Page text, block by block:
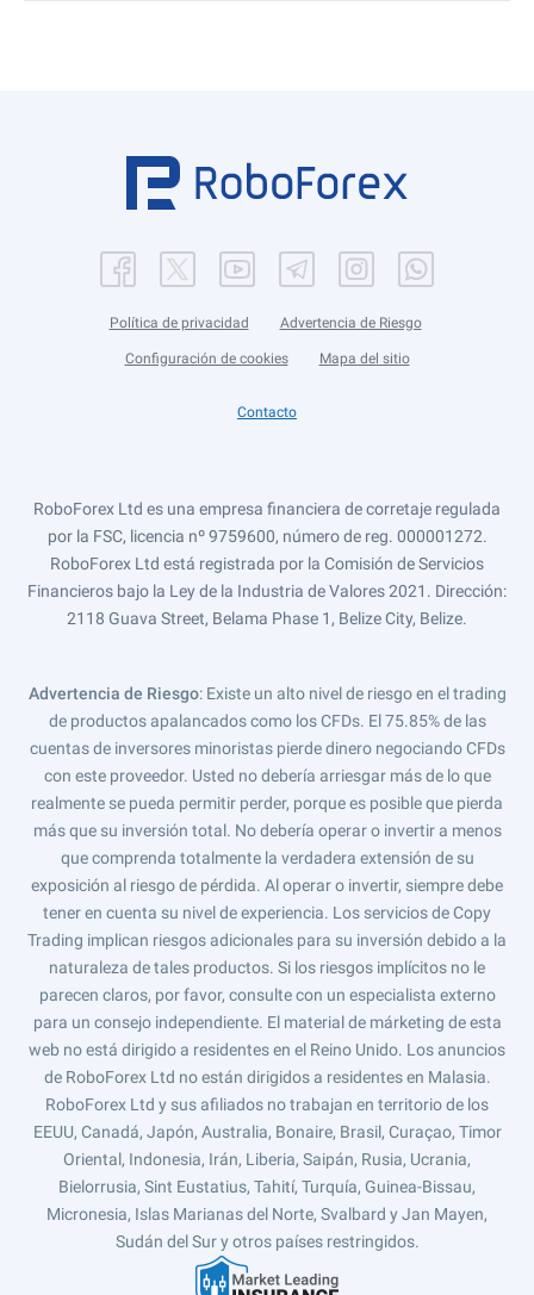
Política de privacidad Advertencia de Riesgo
Configuración de cookies Mapa del sitio
Contacto
RoboForex Ltd es una empresa financiera de corretaje regulada
por la FSC, licencia nº 9759600, número de reg. 000001272.
RoboForex Ltd está registrada por la Comisión de Servicios
Financieros bajo la Ley de la Industria de Valores 2021. Dirección:
2118 Guava Street, Belama Phase 1, Belize City, Belize.
Advertencia de Riesgo: Existe un alto nivel de riesgo en el trading
de productos apalancados como los CFDs. El 75.85% de las
cuentas de inversores minoristas pierde dinero negociando CFDs
con este proveedor. Usted no debería arriesgar más de lo que
realmente se pueda permitir perder, porque es posible que pierda
más que su inversión total. No debería operar o invertir a menos
que comprenda totalmente la verdadera extensión de su
exposición al riesgo de pérdida. Al operar o invertir, siempre debe
tener en cuenta su nivel de experiencia. Los servicios de Copy
Trading implican riesgos adicionales para su inversión debido a la
naturaleza de tales productos. Si los riesgos implícitos no le
parecen claros, por favor, consulte con un especialista externo
para un consejo independiente. El material de márketing de esta
web no está dirigido a residentes en el Reino Unido. Los anuncios
de RoboForex Ltd no están dirigidos a residentes en Malasia.
RoboForex Ltd y sus afiliados no trabajan en territorio de los
EEUU, Canadá, Japón, Australia, Bonaire, Brasil, Curaçao, Timor
Oriental, Indonesia, Irán, Liberia, Saipán, Rusia, Ucrania,
Bielorrusia, Sint Eustatius, Tahití, Turquía, Guinea-Bissau,
Micronesia, Islas Marianas del Norte, Svalbard y Jan Mayen,
Sudán del Sur y otros países restringidos.